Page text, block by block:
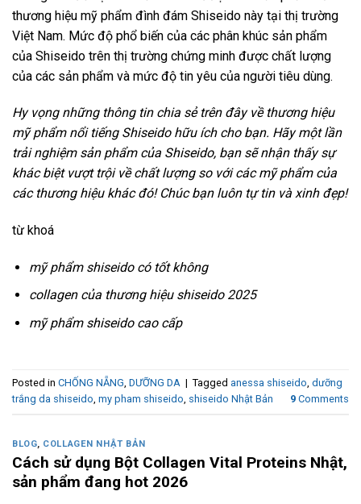
thương hiệu mỹ phẩm đình đám Shiseido này tại thị trường
Việt Nam. Mức độ phổ biến của các phân khúc sản phẩm
của Shiseido trên thị trường chứng minh được chất lượng
của các sản phẩm và mức độ tin yêu của người tiêu dùng.
Hy vọng những thông tin chia sẻ trên đây về thương hiệu
mỹ phẩm nổi tiếng Shiseido hữu ích cho bạn. Hãy một lần
trải nghiệm sản phẩm của Shiseido, bạn sẽ nhận thấy sự
khác biệt vượt trội về chất lượng so với các mỹ phẩm của
các thương hiệu khác đó! Chúc bạn luôn tự tin và xinh đẹp!
từ khoá
mỹ phẩm shiseido có tốt không
collagen của thương hiệu shiseido 2025
mỹ phẩm shiseido cao cấp
Posted in CHỐNG NẴNG, DƯỠNG DA | Tagged anessa shiseido, dưỡng
trắng da shiseido, my pham shiseido, shiseido Nhật Bản 9 Comments
BLOG, COLLAGEN NHẬT BẢN
Cách sử dụng Bột Collagen Vital Proteins Nhật,
sản phẩm đang hot 2026